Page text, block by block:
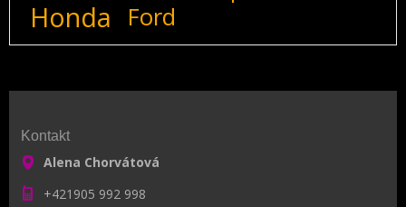
Honda Ford
Kontakt
Alena Chorvátová
+421905 992 998